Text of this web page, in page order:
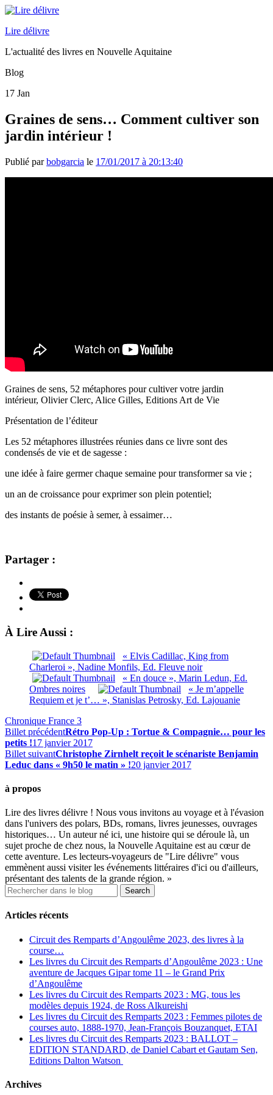
Lire délivre
L'actualité des livres en Nouvelle Aquitaine
Blog
17 Jan
Graines de sens… Comment cultiver son
jardin intérieur !
Publié parbobgarcia le 17/01/2017 à 20:13:40
Graines de sens, 52 métaphores pour cultiver votre jardin
intérieur, Olivier Clerc, Alice Gilles, Editions Art de Vie
Présentation de l’éditeur
Les 52 métaphores illustrées réunies dans ce livre sont des
condensés de vie et de sagesse :
une idée à faire germer chaque semaine pour transformer sa vie ;
un an de croissance pour exprimer son plein potentiel;
des instants de poésie à semer, à essaimer…
Partager :
À Lire Aussi :
« Elvis Cadillac, King from
Charleroi », Nadine Monfils, Ed. Fleuve noir
« En douce », Marin Ledun, Ed.
Ombres noires
« Je m’appelle
Requiem et je t’… », Stanislas Petrosky, Ed. Lajouanie
Chronique France 3
Billet précédentRétro Pop-Up : Tortue & Compagnie… pour les
petits !17 janvier 2017
Billet suivantChristophe Zirnhelt reçoit le scénariste Benjamin
Leduc dans « 9h50 le matin » !20 janvier 2017
à propos
Lire des livres délivre ! Nous vous invitons au voyage et à l'évasion
dans l'univers des polars, BDs, romans, livres jeunesses, ouvrages
historiques… Un auteur né ici, une histoire qui se déroule là, un
sujet proche de chez nous, la Nouvelle Aquitaine est au cœur de
cette aventure. Les lecteurs-voyageurs de "Lire délivre" vous
emmènent aussi visiter les événements littéraires d'ici ou d'ailleurs,
présentant des talents de la grande région. »
Articles récents
Circuit des Remparts d’Angoulême 2023, des livres à la
course…
Les livres du Circuit des Remparts d’Angoulême 2023 : Une
aventure de Jacques Gipar tome 11 – le Grand Prix
d’Angoulême
Les livres du Circuit des Remparts 2023 : MG, tous les
modèles depuis 1924, de Ross Alkureishi
Les livres du Circuit des Remparts 2023 : Femmes pilotes de
courses auto, 1888-1970, Jean-François Bouzanquet, ETAI
Les livres du Circuit des Remparts 2023 : BALLOT –
EDITION STANDARD, de Daniel Cabart et Gautam Sen,
Editions Dalton Watson
Archives